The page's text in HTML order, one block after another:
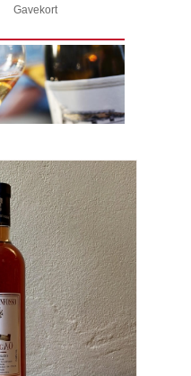
Gavekort